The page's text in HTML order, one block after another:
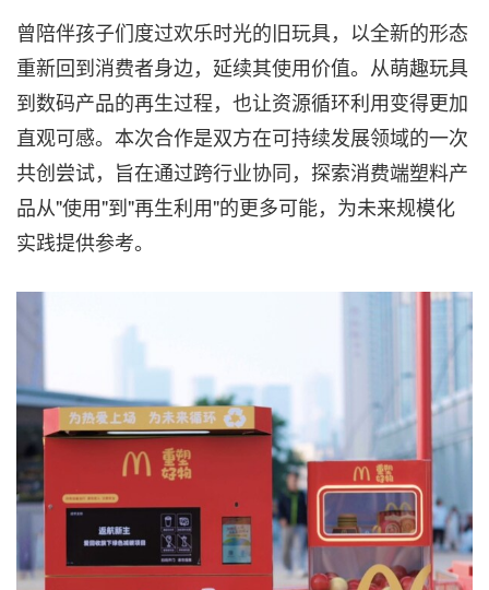
曾陪伴孩子们度过欢乐时光的旧玩具，以全新的形态
重新回到消费者身边，延续其使用价值。从萌趣玩具
到数码产品的再生过程，也让资源循环利用变得更加
直观可感。本次合作是双方在可持续发展领域的一次
共创尝试，旨在通过跨行业协同，探索消费端塑料产
品从"使用"到"再生利用"的更多可能，为未来规模化
实践提供参考。